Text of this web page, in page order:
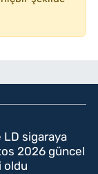
LD sigaraya
2026 güncel
oldu